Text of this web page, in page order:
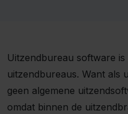
Uitzendbureau software
uitzendbureaus. Want als
geen algemene
omdat binnen de